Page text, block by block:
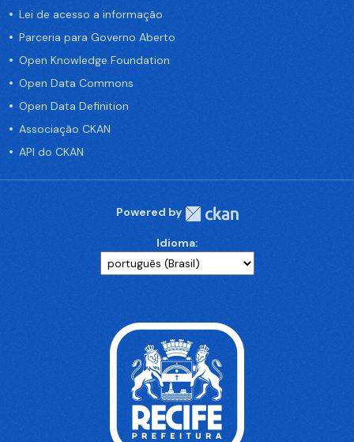
Lei de acesso a informação
Parceria para Governo Aberto
Open Knowledge Foundation
Open Data Commons
Open Data Definition
Associação CKAN
API do CKAN
Powered by
Idioma